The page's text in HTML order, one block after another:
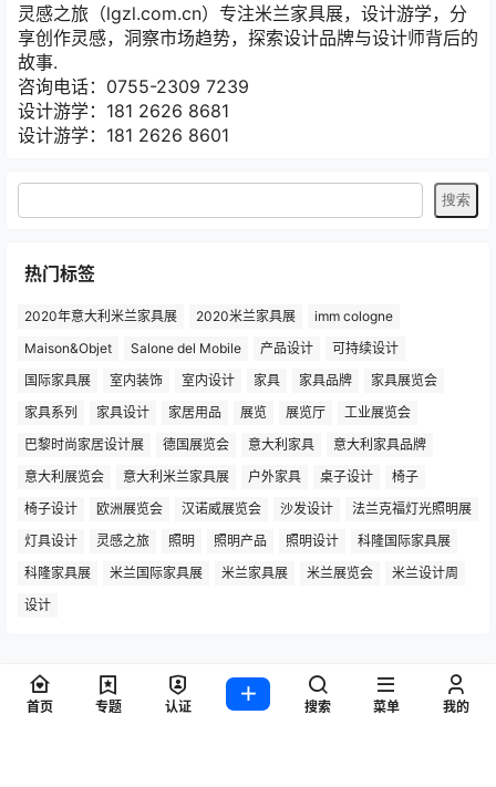
灵感之旅（lgzl.com.cn）专注米兰家具展，设计游学，分
享创作灵感，洞察市场趋势，探索设计品牌与设计师背后的
故事.
咨询电话：0755-2309 7239
设计游学：181 2626 8681
设计游学：181 2626 8601
热门标签
2020年意大利米兰家具展 2020米兰家具展
imm cologne
Maison&Objet
Salone del Mobile 产品设计
可持续设计
国际家具展
室内装饰 室内设计 家具 家具品牌
家具展览会
家具系列
家具设计 家居用品 展览 展览厅
工业展览会
巴黎时尚家居设计展
德国展览会 意大利家具
意大利家具品牌
意大利展览会
意大利米兰家具展 户外家具 桌子设计
椅子
椅子设计
欧洲展览会 汉诺威展览会 沙发设计
法兰克福灯光照明展
灯具设计
灵感之旅 照明 照明产品 照明设计
科隆国际家具展
科隆家具展
米兰国际家具展 米兰家具展 米兰展览会
米兰设计周
设计
Copyright © 2026
灵感之旅
粤ICP备2022062037号-1
首页 专题 认证 搜索 菜单 我的